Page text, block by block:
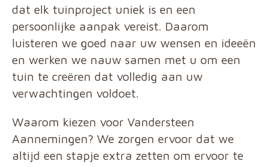
dat elk tuinproject uniek is en een
persoonlijke aanpak vereist. Daarom
luisteren we goed naar uw wensen en ideeën
en werken we nauw samen met u om een
tuin te creëren dat volledig aan uw
verwachtingen voldoet.
Waarom kiezen voor Vandersteen
Aannemingen? We zorgen ervoor dat we
altijd een stapje extra zetten om ervoor te